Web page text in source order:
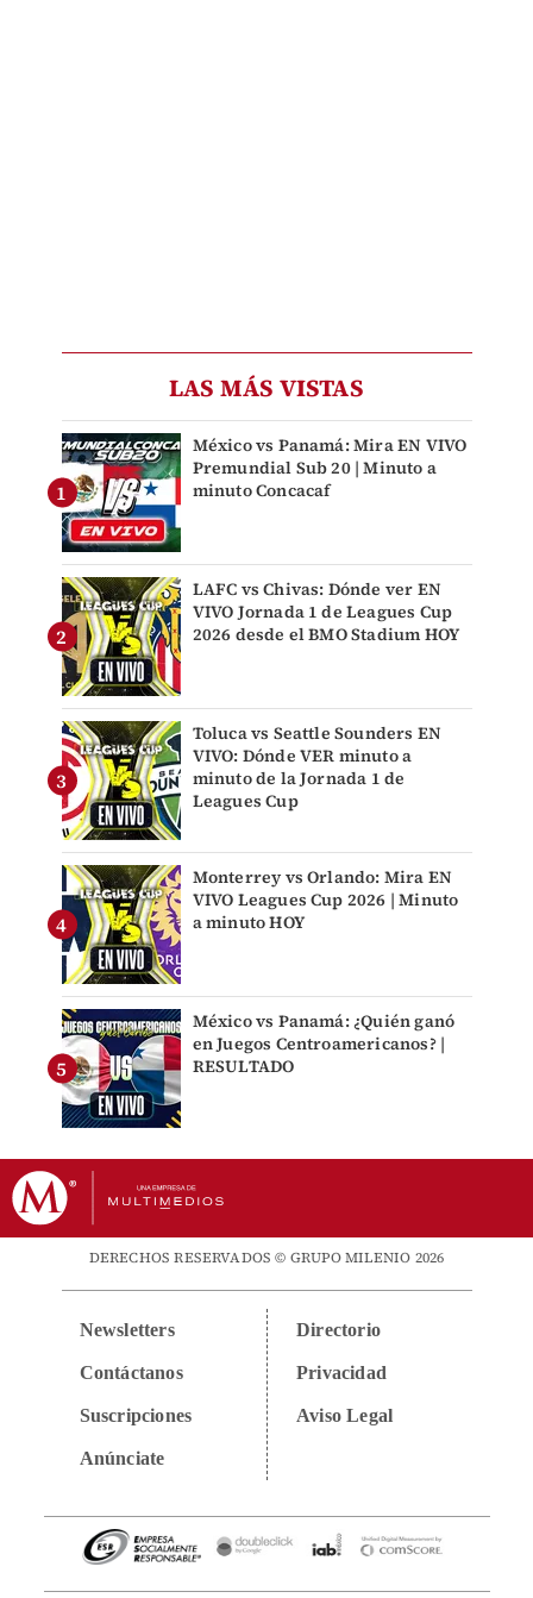
LAS MÁS VISTAS
México vs Panamá: Mira EN VIVO
Premundial Sub 20 | Minuto a
minuto Concacaf
LAFC vs Chivas: Dónde ver EN
VIVO Jornada 1 de Leagues Cup
2026 desde el BMO Stadium HOY
Toluca vs Seattle Sounders EN
VIVO: Dónde VER minuto a
minuto de la Jornada 1 de
Leagues Cup
Monterrey vs Orlando: Mira EN
VIVO Leagues Cup 2026 | Minuto
a minuto HOY
México vs Panamá: ¿Quién ganó
en Juegos Centroamericanos? |
RESULTADO
DERECHOS RESERVADOS © GRUPO MILENIO 2026
Newsletters
Contáctanos
Suscripciones
Anúnciate
Directorio
Privacidad
Aviso Legal